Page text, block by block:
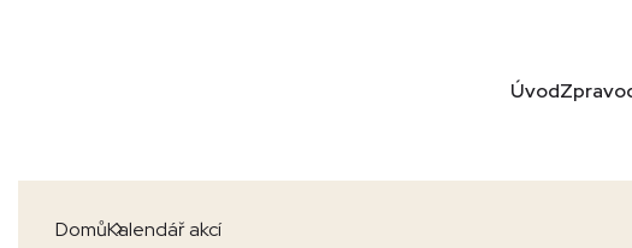
Úvod
DomůKalendář akcí